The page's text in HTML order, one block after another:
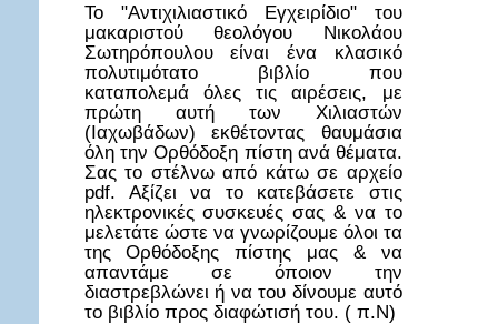
Το "Αντιχιλιαστικό Εγχειρίδιο" του
μακαριστού θεολόγου Νικολάου
Σωτηρόπουλου είναι ένα κλασικό
πολυτιμότατο βιβλίο που
καταπολεμά όλες τις αιρέσεις, με
πρώτη αυτή των Χιλιαστών
(Ιαχωβάδων) εκθέτοντας θαυμάσια
όλη την Ορθόδοξη πίστη ανά θέματα.
Σας το στέλνω από κάτω σε αρχείο
pdf. Αξίζει να το κατεβάσετε στις
ηλεκτρονικές συσκευές σας & να το
μελετάτε ώστε να γνωρίζουμε όλοι τα
της Ορθόδοξης πίστης μας & να
απαντάμε σε όποιον την
διαστρεβλώνει ή να του δίνουμε αυτό
το βιβλίο προς διαφώτισή του. ( π.Ν)